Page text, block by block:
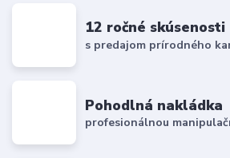
12 ročné skúsenosti
s predajom prírodného
Pohodlná nakládka
profesionálnou